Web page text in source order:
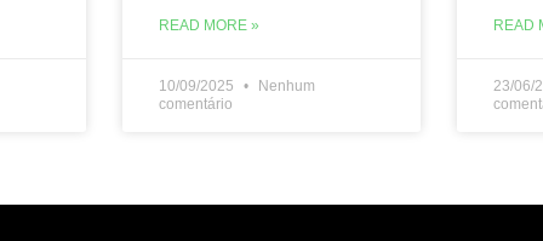
READ MORE »
10/09/2025
Nenhum
comentário
READ
23/06/